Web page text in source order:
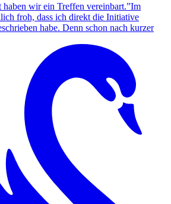
haben wir ein Treffen vereinbart.”Im
froh, dass ich direkt die Initiative
habe. Denn schon nach kurzer